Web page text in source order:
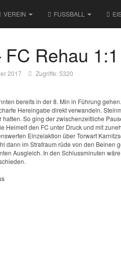
VEREIN FUSSBALL
Rehau
2017 Zugriffe: 5320
bereits in der 8. Min in Führung
Hereingabe direkt verwandeln.
So ging der zwischenzeitliche
Heimelf den FC unter Druck und mit
Einzelaktion über Torwart
dann im Strafraum rüde von den Beinen
Ausgleich. In den Schlussminuten